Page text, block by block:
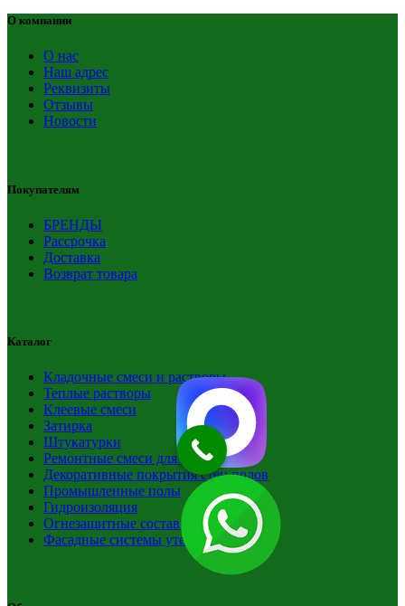
О компании
О нас
Наш адрес
Реквизиты
Отзывы
Новости
Покупателям
БРЕНДЫ
Рассрочка
Доставка
Возврат товара
Каталог
Кладочные смеси и растворы
Теплые растворы
Клеевые смеси
Затирка
Штукатурки
Ремонтные смеси для бетона
Декоративные покрытия стен полов
Промышленные полы
Гидроизоляция
Огнезащитные составы краски
Фасадные системы утепления